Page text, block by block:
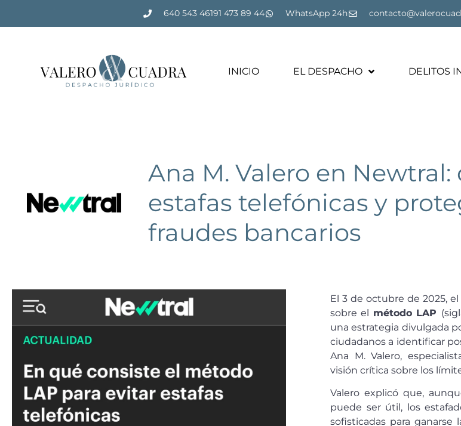
640 543 46191 473 89 44 WhatsApp 24h
INICIO EL DESPACHO DELITOS
Ana M. Valero en
estafas telefónicas y
fraudes bancarios
El 3 de octubre de 2025,
sobre el método LAP
una estrategia divulgada
ciudadanos a identificar
Ana M. Valero,
visión crítica sobre los
Valero explicó que,
puede ser útil, los
sofisticadas para ganarse